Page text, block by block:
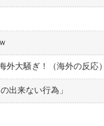
大騒ぎ！（海外の反応）
出来ない行為」